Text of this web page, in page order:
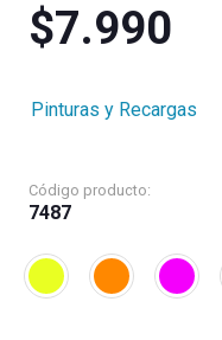
$7.990
Pinturas y Recargas
Código producto:
7487